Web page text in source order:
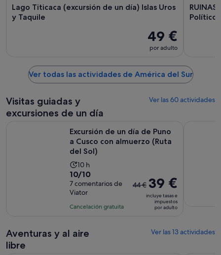
Lago Titicaca (excursión de un día) Islas Uros
y Taquile
49 €
por adulto
Político
Ver todas las actividades de América del Sur
Visitas guiadas y
excursiones de un día
Ver las 60 actividades
Excursión de un día de Puno
a Cusco con almuerzo (Ruta
del Sol)
La
duración
de
la
actividad
10 horas
10 h
10.0
sobre
10
con
10/10
7 comentarios de
Viator
Cancelación gratuita
precio
anterior
44 € 39 €
incluye tasas e
impuestos
por adulto
Aventuras y al aire
libre
Ver las 13 actividades